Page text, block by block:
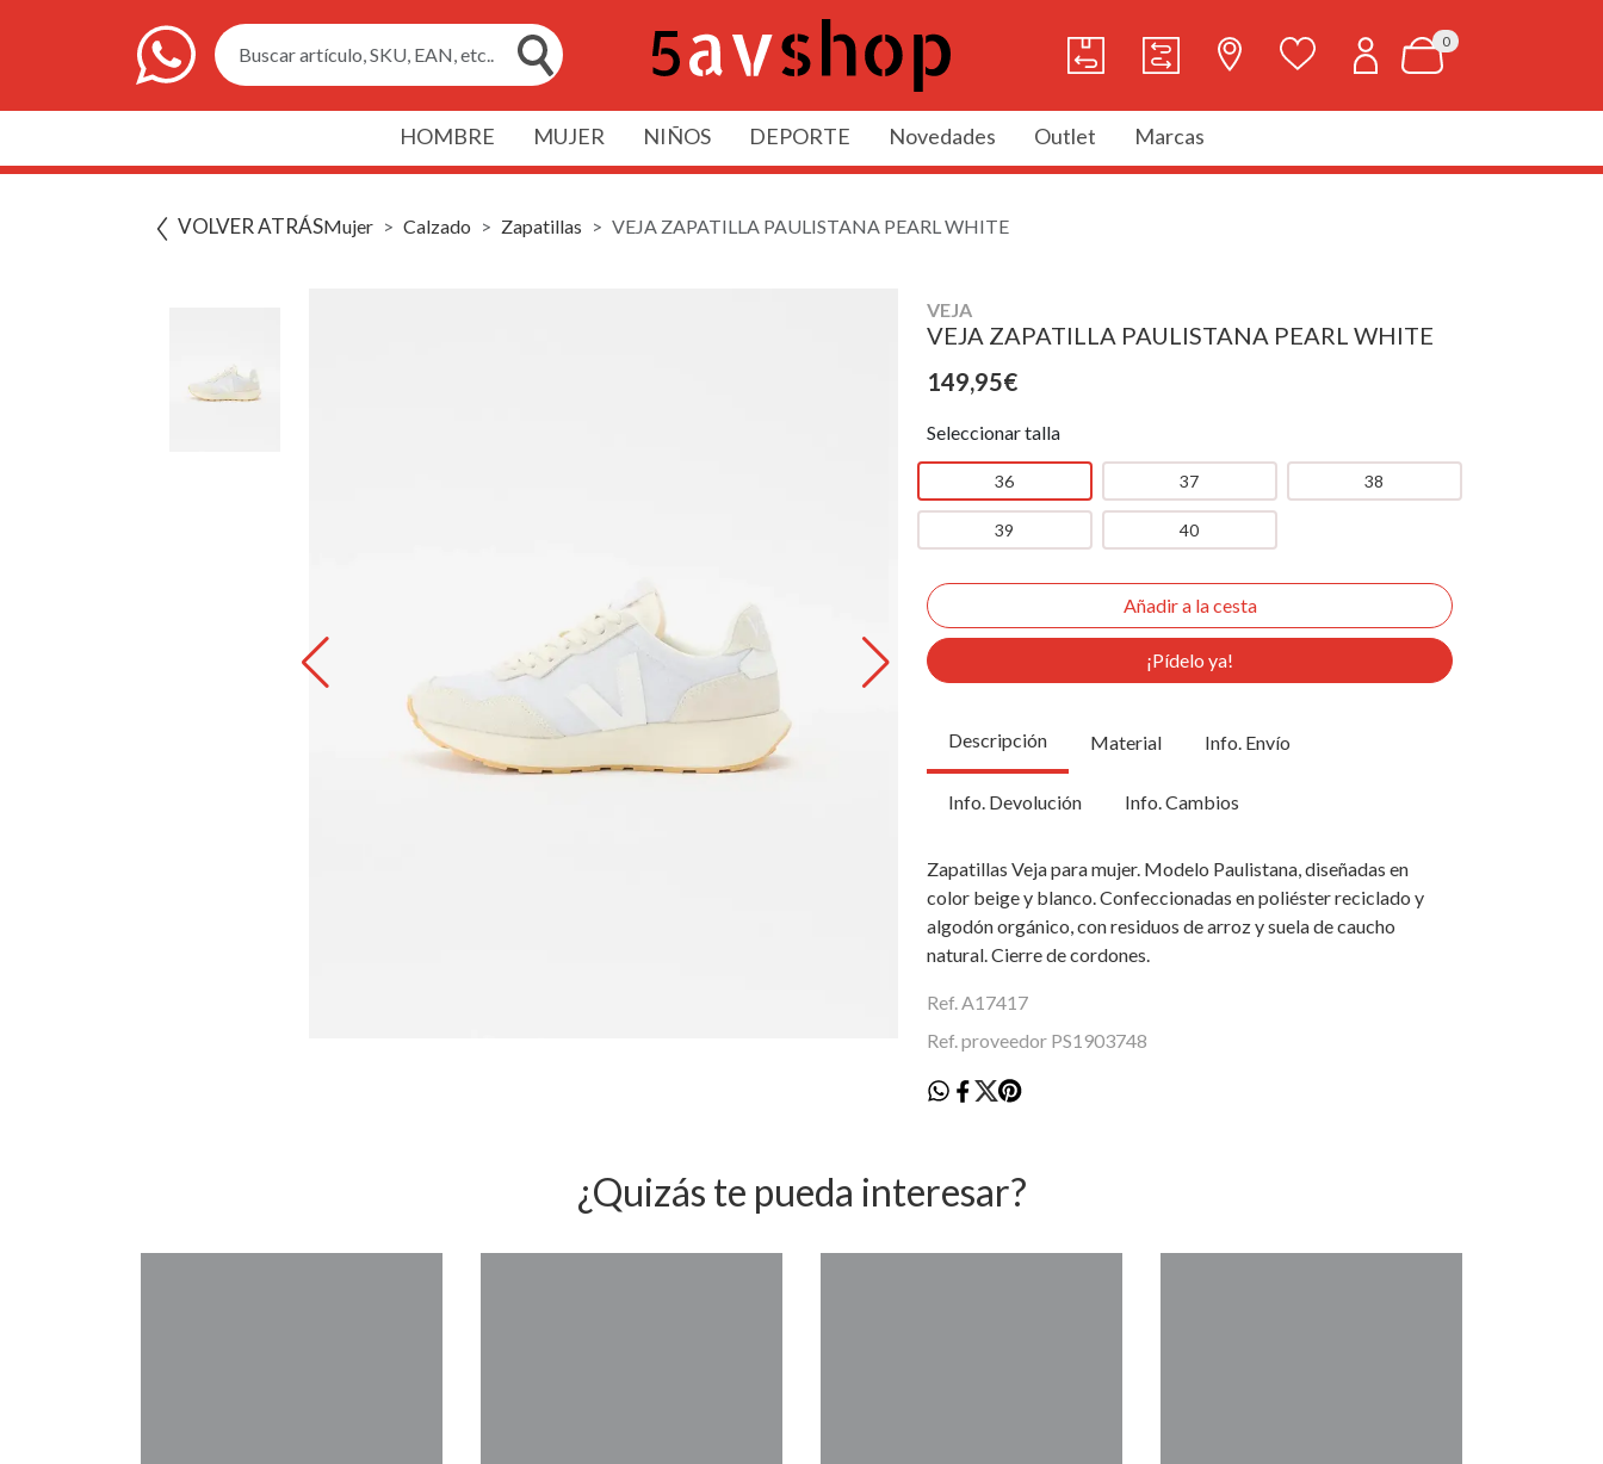
Buscar artículo, SKU, EAN, etc..
0
HOMBRE MUJER NIÑOS DEPORTE Novedades Outlet Marcas
VOLVER ATRÁSMujer Calzado Zapatillas VEJA ZAPATILLA PAULISTANA PEARL WHITE
VEJA
VEJA ZAPATILLA PAULISTANA PEARL WHITE
149,95€
Seleccionar talla
36 37 38
39 40
¡Pídelo ya!
Descripción Material Info. Envío
Info. Devolución Info. Cambios
Zapatillas Veja para mujer. Modelo Paulistana, diseñadas en
color beige y blanco. Confeccionadas en poliéster reciclado y
algodón orgánico, con residuos de arroz y suela de caucho
natural. Cierre de cordones.
Ref. A17417
Ref. proveedor PS1903748
¿Quizás te pueda interesar?